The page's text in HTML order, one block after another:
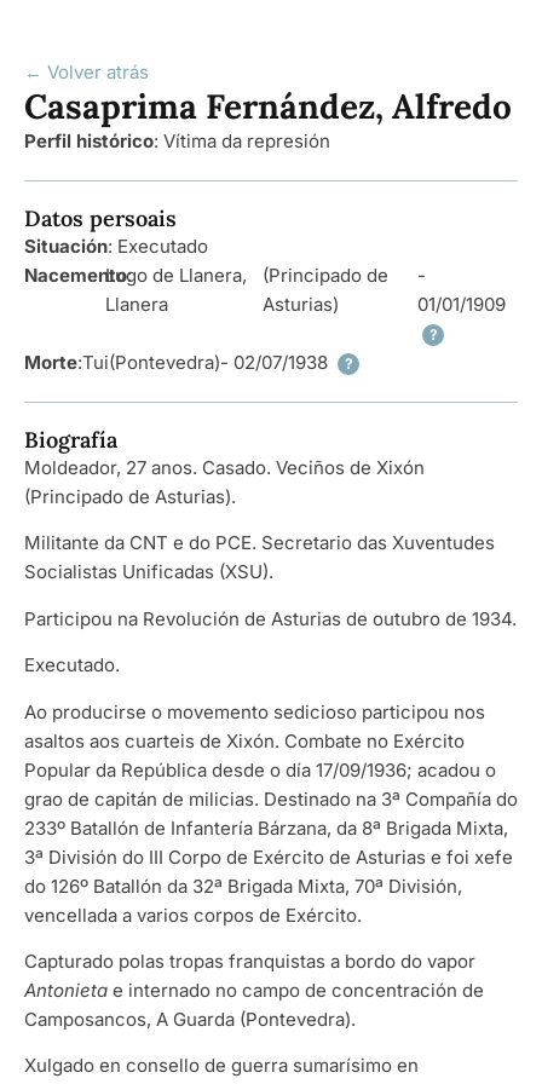
← Volver atrás
Casaprima Fernández, Alfredo
Perfil histórico: Vítima da represión
Datos persoais
Situación: Executado
Nacemento:
Lugo de Llanera,
Llanera
(Principado de
Asturias)
-
01/01/1909
?
Morte:Tui(Pontevedra)- 02/07/1938 ?
Biografía
Moldeador, 27 anos. Casado. Veciños de Xixón
(Principado de Asturias).
Militante da CNT e do PCE. Secretario das Xuventudes
Socialistas Unificadas (XSU).
Participou na Revolución de Asturias de outubro de 1934.
Executado.
Ao producirse o movemento sedicioso participou nos
asaltos aos cuarteis de Xixón. Combate no Exército
Popular da República desde o día 17/09/1936; acadou o
grao de capitán de milicias. Destinado na 3ª Compañía do
233º Batallón de Infantería Bárzana, da 8ª Brigada Mixta,
3ª División do III Corpo de Exército de Asturias e foi xefe
do 126º Batallón da 32ª Brigada Mixta, 70ª División,
vencellada a varios corpos de Exército.
Capturado polas tropas franquistas a bordo do vapor
Antonieta e internado no campo de concentración de
Camposancos, A Guarda (Pontevedra).
Xulgado en consello de guerra sumarísimo en